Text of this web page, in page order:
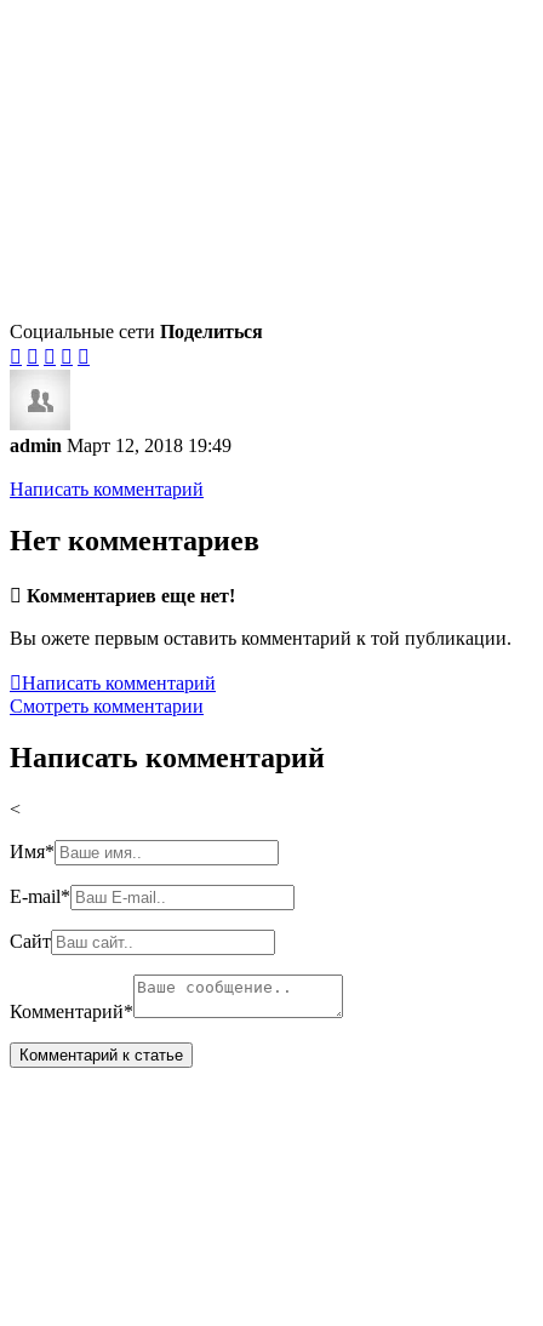
Социальные сети Поделиться
    
admin Март 12, 2018 19:49
Написать комментарий
Нет комментариев
 Комментариев еще нет!
Вы ожете первым оставить комментарий к той публикации.
Написать комментарий
Смотреть комментарии
Написать комментарий
<
Имя*
E-mail*
Сайт
Комментарий*